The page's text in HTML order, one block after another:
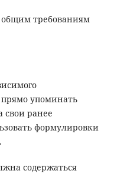
общим требованиям
упоминать
свои ранее
формулировки
содержаться